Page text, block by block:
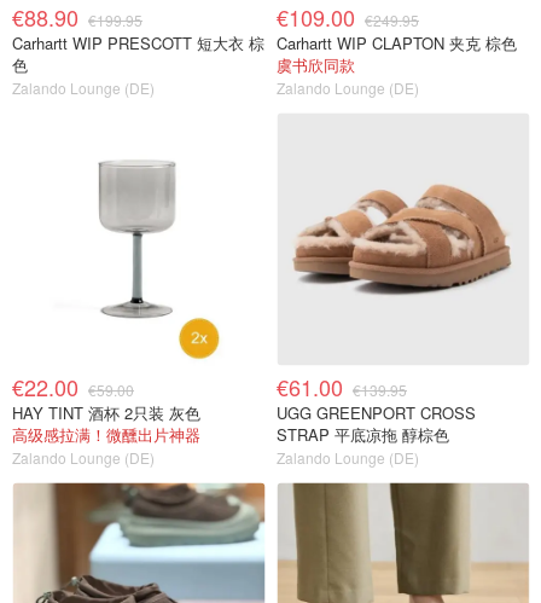
€88.90 €199.95
Carhartt WIP PRESCOTT 短大衣 棕
色
Zalando Lounge (DE)
€109.00 €249.95
Carhartt WIP CLAPTON 夹克 棕色
虞书欣同款
Zalando Lounge (DE)
€22.00 €59.00
HAY TINT 酒杯 2只装 灰色
高级感拉满！微醺出片神器
Zalando Lounge (DE)
€61.00 €139.95
UGG GREENPORT CROSS
STRAP 平底凉拖 醇棕色
Zalando Lounge (DE)